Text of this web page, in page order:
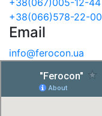
+38(066)578-22-00
Email
info@ferocon.ua